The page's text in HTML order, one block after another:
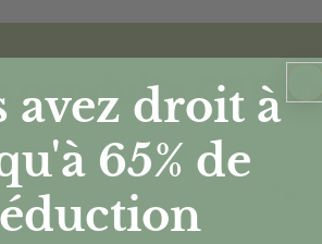
produits
avez droit à
65% de